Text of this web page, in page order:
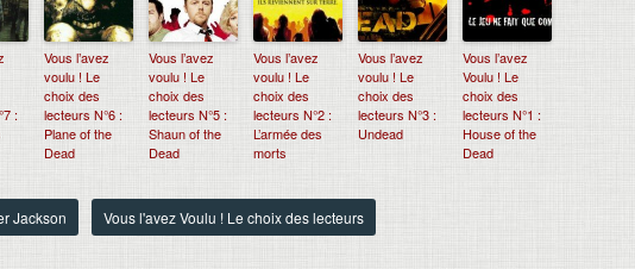
:
Vous l’avez
voulu ! Le
choix des
lecteurs N°6 :
Plane of the
Dead
Vous l’avez
voulu ! Le
choix des
lecteurs N°5 :
Shaun of the
Dead
Vous l’avez
voulu ! Le
choix des
lecteurs N°2 :
L’armée des
morts
Vous l’avez
voulu ! Le
choix des
lecteurs N°3 :
Undead
Vous l’avez
Voulu ! Le
choix des
lecteurs N°1 :
House of the
Dead
Jackson Vous l'avez Voulu ! Le choix des lecteurs